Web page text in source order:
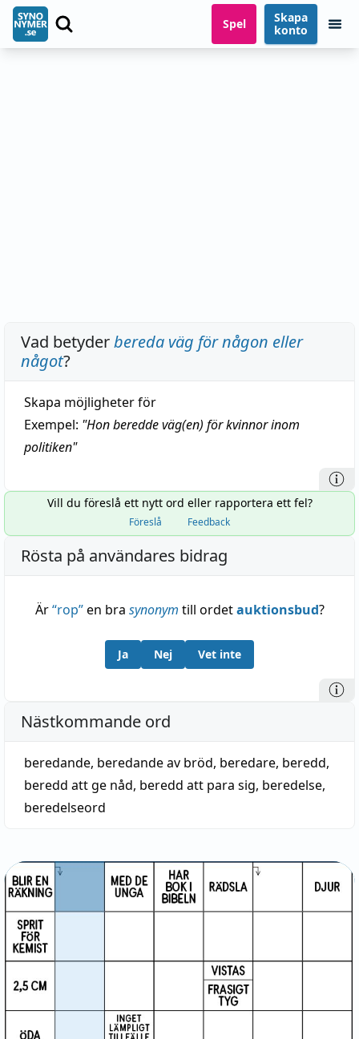
Spel
Skapa
konto
Vad betyderbereda väg för någon eller
något?
Skapa möjligheter för
Exempel: "Hon beredde väg(en) för kvinnor inom
politiken"
Vill du föreslå ett nytt ord eller rapportera ett fel?
Föreslå Feedback
Rösta på användares bidrag
Är“rop”en bra synonym till ordetauktionsbud?
Ja Nej Vet inte
Nästkommande ord
beredande, beredande av bröd, beredare, beredd,
beredd att ge nåd, beredd att para sig, beredelse,
beredelseord